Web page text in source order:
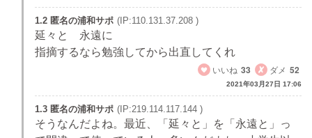
1.2 匿名の浦和サポ (IP:110.131.37.208 )
延々と 永遠に
指摘するなら勉強してから出直してくれ
いいね 33 ダメ 52
2021年03月27日 17:06
1.3 匿名の浦和サポ (IP:219.114.117.144 )
そうなんだよね。最近、「延々と」を「永遠と」っ